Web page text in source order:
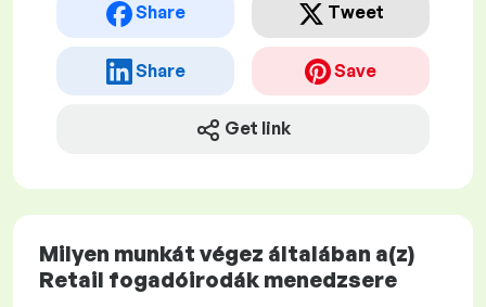
Share Tweet
Share Save
Get link
Milyen munkát végez általában a(z)
Retail fogadóirodák menedzsere